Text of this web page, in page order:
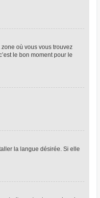
où vous vous trouvez
le bon moment pour le
la langue désirée. Si elle